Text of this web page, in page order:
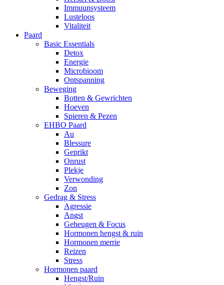
Immuunsysteem
Lusteloos
Vitaliteit
Paard
Basic Essentials
Detox
Energie
Microbioom
Ontspanning
Beweging
Botten & Gewrichten
Hoeven
Spieren & Pezen
EHBO Paard
Au
Blessure
Geprikt
Onrust
Plekje
Verwonding
Zon
Gedrag & Stress
Agressie
Angst
Geheugen & Focus
Hormonen hengst & ruin
Hormonen merrie
Reizen
Stress
Hormonen paard
Hengst/Ruin